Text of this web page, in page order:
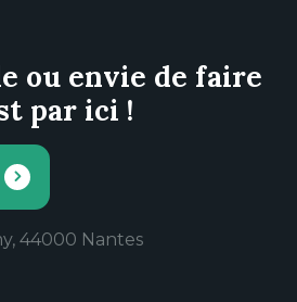
ou envie de faire
par ici !
44000 Nantes